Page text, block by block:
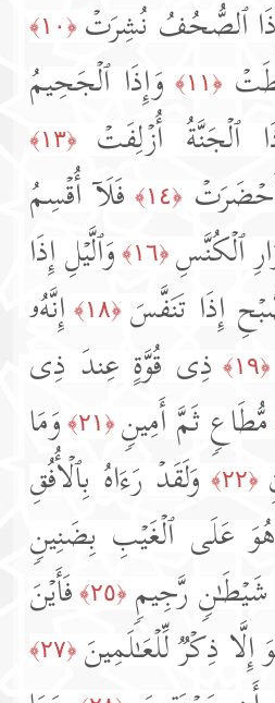
ٱلصُّحُفُ نُشِرَتۡ ﴿١٠﴾
﴿١١﴾
وَإِذَا ٱلۡجَحِیمُ
ٱلۡجَنَّةُ أُزۡلِفَتۡ ﴿١٣﴾
﴿١٤﴾
فَلَاۤ أُقۡسِمُ
ٱلۡكُنَّسِ ﴿١٦﴾
وَٱلَّیۡلِ إِذَا
إِذَا تَنَفَّسَ ﴿١٨﴾
إِنَّهُۥ
﴿١٩﴾
ذِی قُوَّةٍ عِندَ ذِی
مُّطَاعࣲ ثَمَّ أَمِینࣲ ﴿٢١﴾
وَمَا
﴿٢٢﴾
وَلَقَدۡ رَءَاهُ بِٱلۡأُفُقِ
عَلَى ٱلۡغَیۡبِ بِضَنِینࣲ
رَّجِیمࣲ ﴿٢٥﴾
فَأَیۡنَ
إِلَّا ذِكۡرࣱ لِّلۡعَـٰلَمِینَ ﴿٢٧﴾